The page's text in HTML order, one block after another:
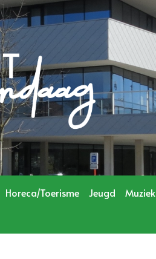
Horeca/Toerisme Jeugd Muziek